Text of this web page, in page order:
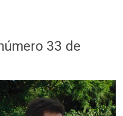
33 de